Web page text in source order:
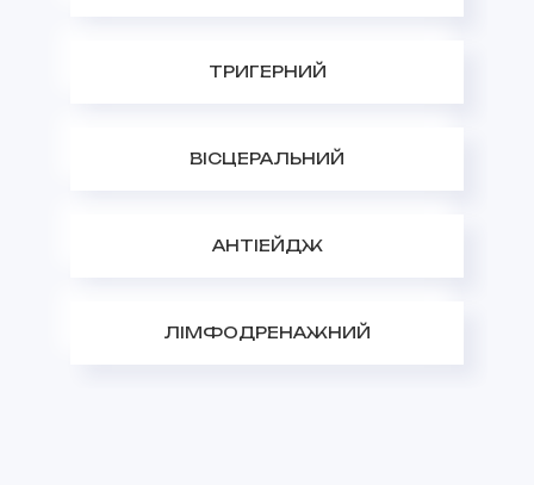
ТРИГЕРНИЙ
ВІСЦЕРАЛЬНИЙ
АНТІЕЙДЖ
ЛІМФОДРЕНАЖНИЙ